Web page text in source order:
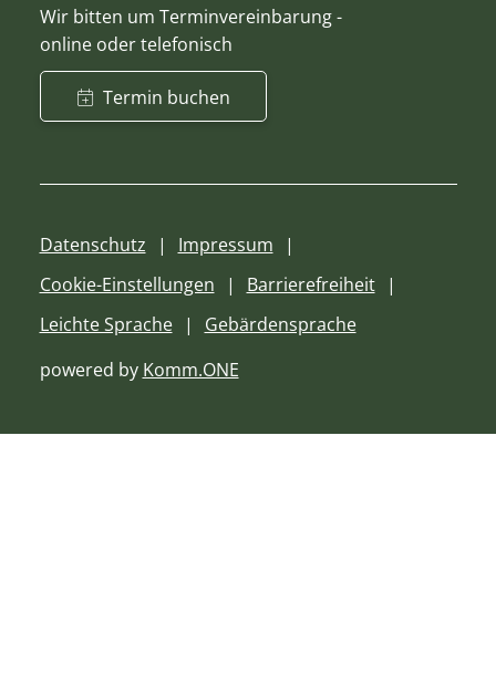
Wir bitten um Terminvereinbarung -
online oder telefonisch
Termin buchen
Datenschutz
Impressum
Cookie-Einstellungen
Barrierefreiheit
Leichte Sprache
Gebärdensprache
powered by Komm.ONE